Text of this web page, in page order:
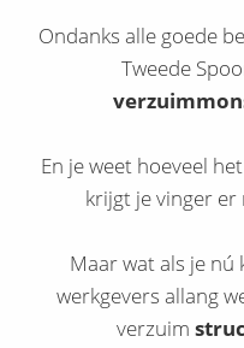
Ondanks alle goede
Tweede
En je weet hoeveel
krijgt je vinger
Maar wat als je nú
werkgevers allang
verzuim